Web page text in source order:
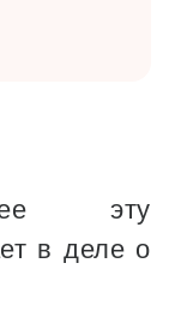
эту
в деле о